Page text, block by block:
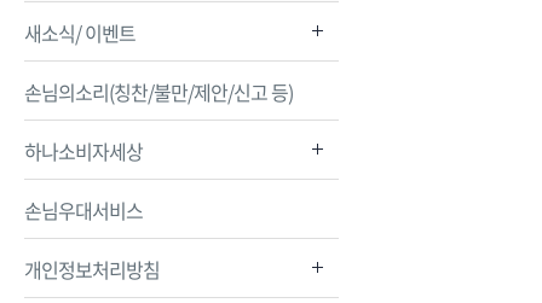
새소식/ 이벤트
손님의소리(칭찬/불만/제안/신고 등)
하나소비자세상
손님우대서비스
개인정보처리방침